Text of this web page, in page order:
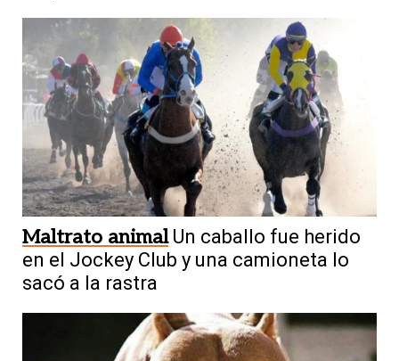
Maltrato animal Un caballo fue herido
en el Jockey Club y una camioneta lo
sacó a la rastra